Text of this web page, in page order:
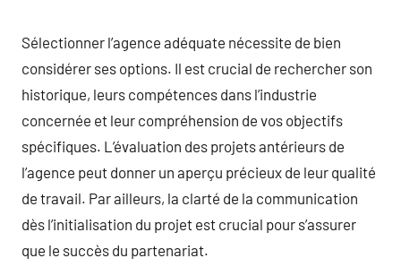
Sélectionner l’agence adéquate nécessite de bien
considérer ses options. Il est crucial de rechercher son
historique, leurs compétences dans l’industrie
concernée et leur compréhension de vos objectifs
spécifiques. L’évaluation des projets antérieurs de
l’agence peut donner un aperçu précieux de leur qualité
de travail. Par ailleurs, la clarté de la communication
dès l’initialisation du projet est crucial pour s’assurer
que le succès du partenariat.